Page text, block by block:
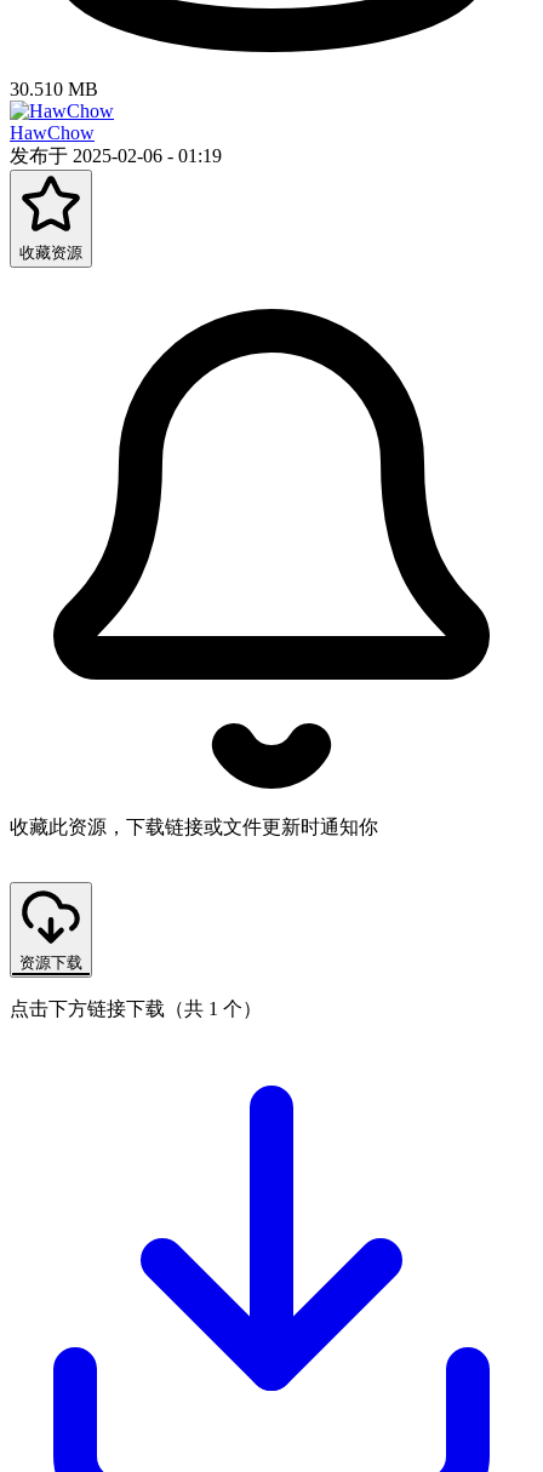
30.510 MB
HawChow
发布于 2025-02-06 - 01:19
收藏资源
收藏此资源，下载链接或文件更新时通知你
资源下载
点击下方链接下载（共 1 个）